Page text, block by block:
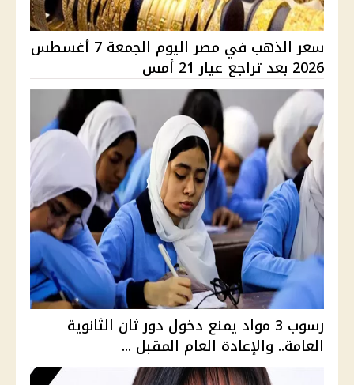
سعر الذهب في مصر اليوم الجمعة 7 أغسطس
2026 بعد تراجع عيار 21 أمس
رسوب 3 مواد يمنع دخول دور ثان الثانوية
العامة.. والإعادة العام المقبل ...